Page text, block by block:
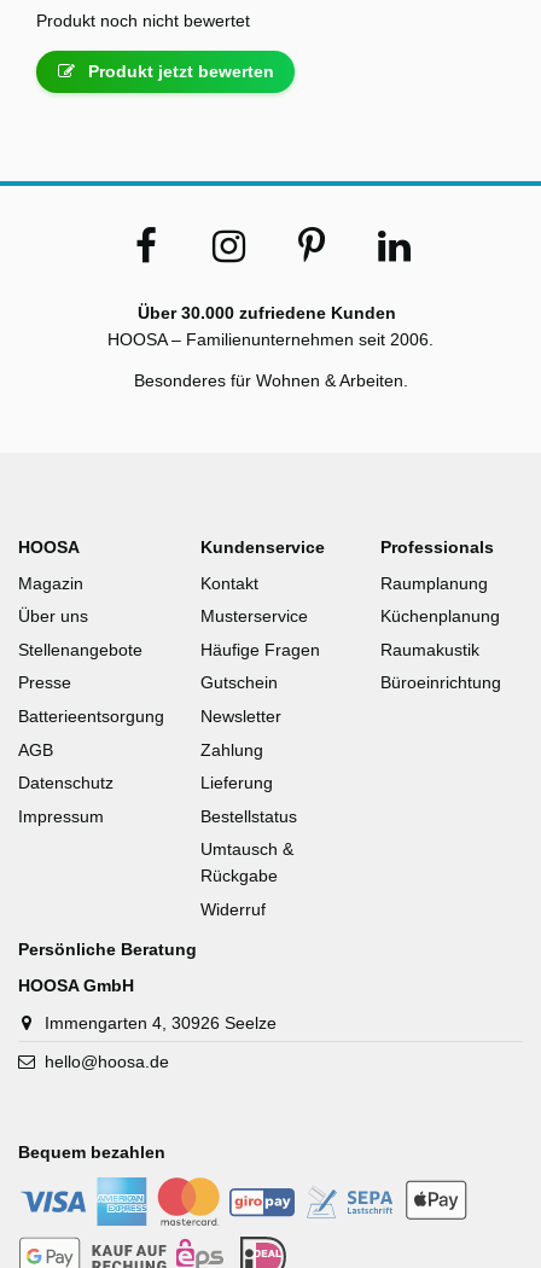
Produkt noch nicht bewertet
Produkt jetzt bewerten
Über 30.000 zufriedene Kunden
HOOSA – Familienunternehmen seit 2006.
Besonderes für Wohnen & Arbeiten.
HOOSA
Magazin
Über uns
Stellenangebote
Presse
Batterieentsorgung
AGB
Datenschutz
Impressum
Kundenservice
Kontakt
Musterservice
Häufige Fragen
Gutschein
Newsletter
Zahlung
Lieferung
Bestellstatus
Umtausch &
Rückgabe
Widerruf
Professionals
Raumplanung
Küchenplanung
Raumakustik
Büroeinrichtung
Persönliche Beratung
HOOSA GmbH
Immengarten 4, 30926 Seelze
hello@hoosa.de
Bequem bezahlen
-
- - - -
- - - -